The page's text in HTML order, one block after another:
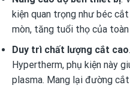
kiện quan trọng như béc
mòn, tăng tuổi thọ của toàn
Duy trì chất lượng cắt cao
Hypertherm, phụ kiện này
plasma. Mang lại đường